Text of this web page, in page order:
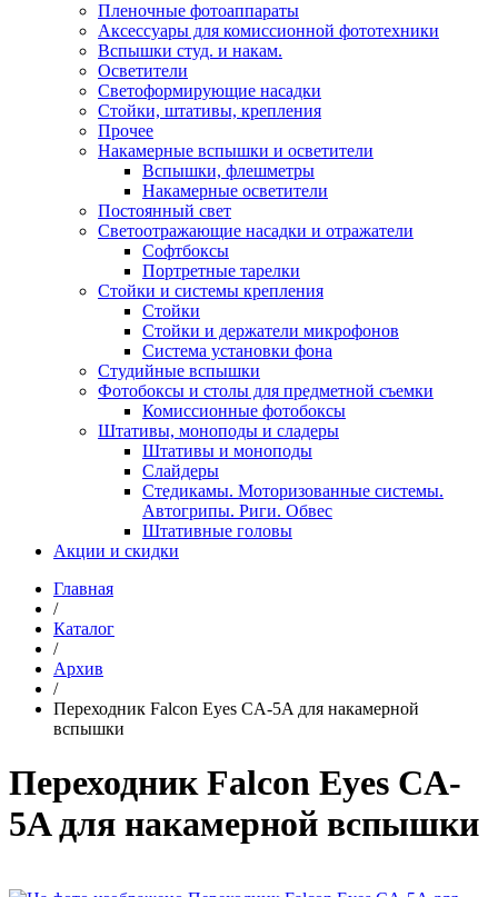
Пленочные фотоаппараты
Аксессуары для комиссионной фототехники
Вспышки студ. и накам.
Осветители
Светоформирующие насадки
Стойки, штативы, крепления
Прочее
Накамерные вспышки и осветители
Вспышки, флешметры
Накамерные осветители
Постоянный свет
Светоотражающие насадки и отражатели
Софтбоксы
Портретные тарелки
Стойки и системы крепления
Стойки
Стойки и держатели микрофонов
Система установки фона
Студийные вспышки
Фотобоксы и столы для предметной съемки
Комиссионные фотобоксы
Штативы, моноподы и сладеры
Штативы и моноподы
Слайдеры
Стедикамы. Моторизованные системы.
Автогрипы. Риги. Обвес
Штативные головы
Акции и скидки
Главная
/
Каталог
/
Архив
/
Переходник Falcon Eyes CA-5A для накамерной
вспышки
Переходник Falcon Eyes CA-
5A для накамерной вспышки